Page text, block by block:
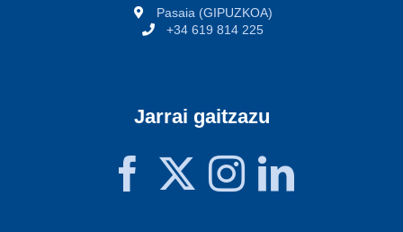
Pasaia (GIPUZKOA)
+34 619 814 225
Jarrai gaitzazu